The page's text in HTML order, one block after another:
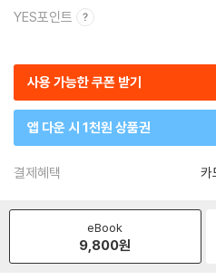
YES포인트
사용 가능한 쿠폰 받기
앱 다운 시 1천원 상품권
결제혜택 카
eBook
9,800원